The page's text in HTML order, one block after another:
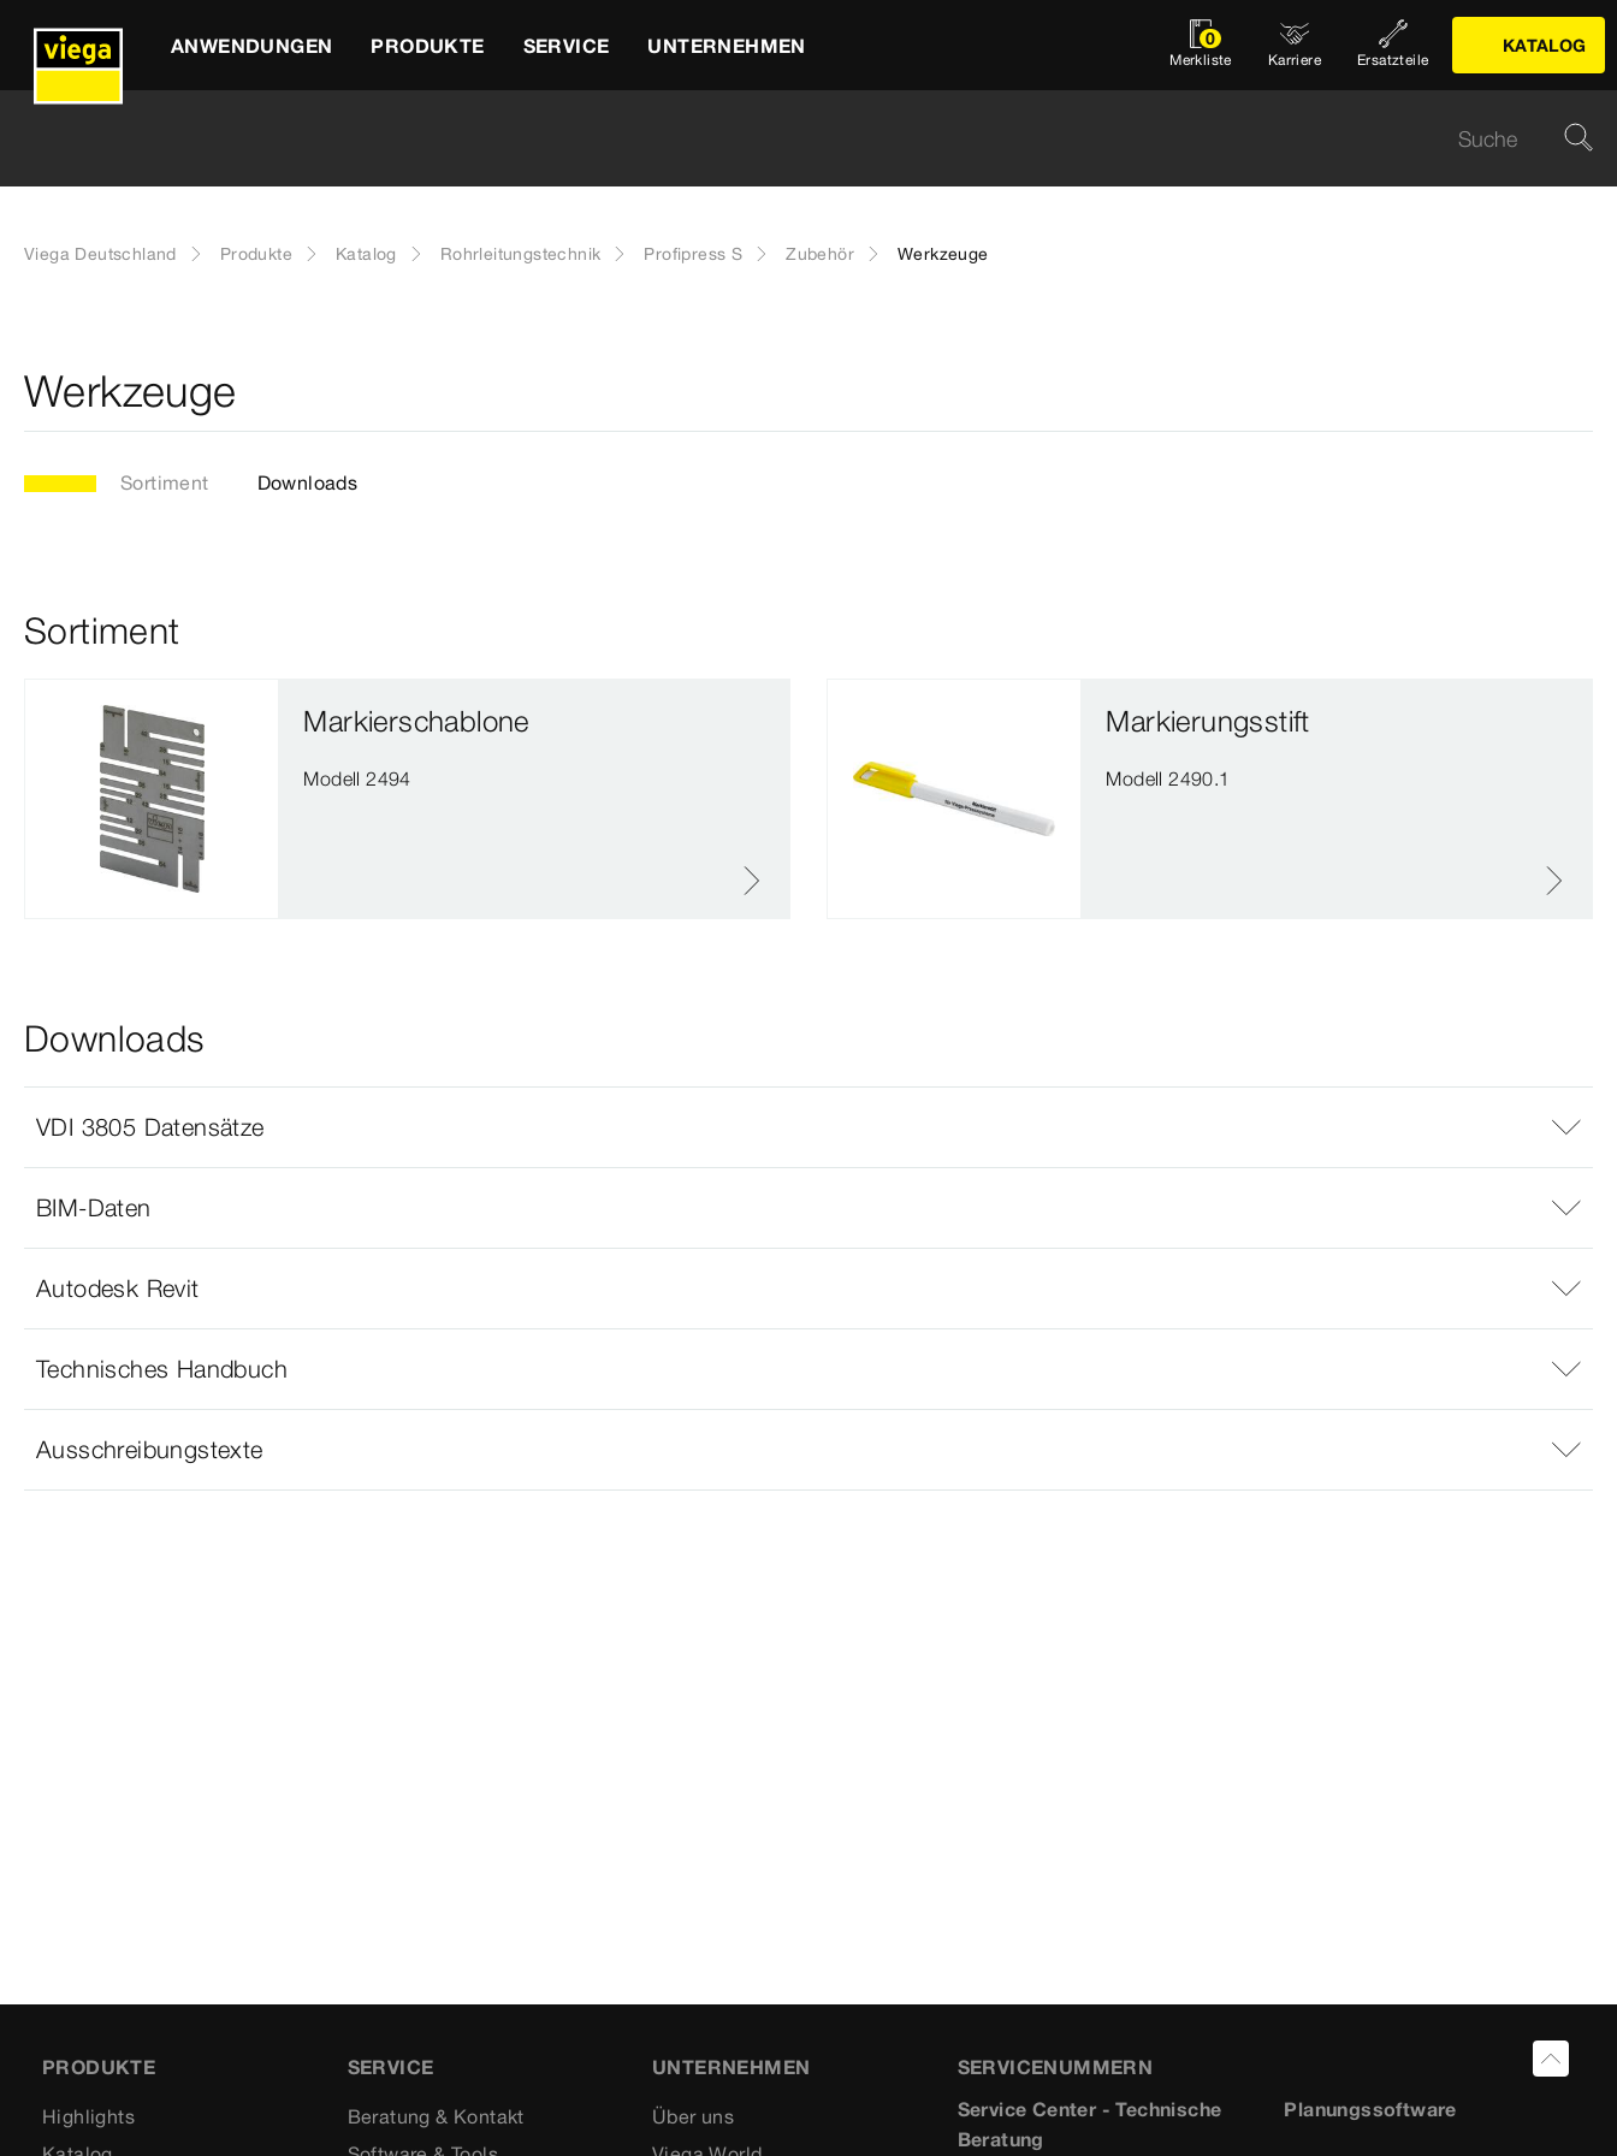
ANWENDUNGEN PRODUKTE SERVICE UNTERNEHMEN 0
Merkliste Karriere Ersatzteile
KATALOG
Viega Deutschland Produkte Katalog Rohrleitungstechnik Profipress S Zubehör Werkzeuge
Werkzeuge
Sortiment Downloads
Sortiment
Markierschablone
Modell 2494
Markierungsstift
Modell 2490.1
Downloads
VDI 3805 Datensätze
BIM-Daten
Autodesk Revit
Technisches Handbuch
Ausschreibungstexte
PRODUKTE
Highlights
SERVICE
Beratung & Kontakt
UNTERNEHMEN
Über uns
SERVICENUMMERN
Service Center - Technische
Beratung
Planungssoftware